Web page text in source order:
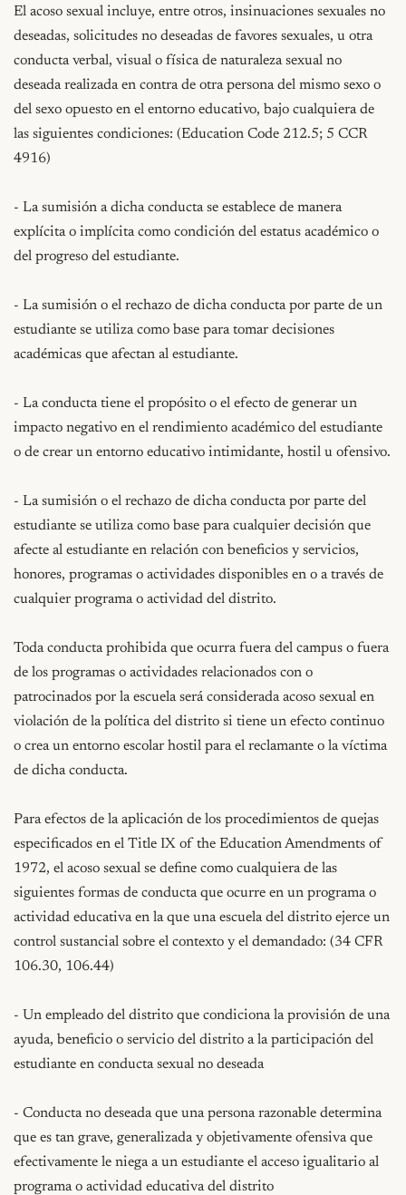
El acoso sexual incluye, entre otros, insinuaciones sexuales no
deseadas, solicitudes no deseadas de favores sexuales, u otra
conducta verbal, visual o física de naturaleza sexual no
deseada realizada en contra de otra persona del mismo sexo o
del sexo opuesto en el entorno educativo, bajo cualquiera de
las siguientes condiciones: (Education Code 212.5; 5 CCR
4916)
- La sumisión a dicha conducta se establece de manera
explícita o implícita como condición del estatus académico o
del progreso del estudiante.
- La sumisión o el rechazo de dicha conducta por parte de un
estudiante se utiliza como base para tomar decisiones
académicas que afectan al estudiante.
- La conducta tiene el propósito o el efecto de generar un
impacto negativo en el rendimiento académico del estudiante
o de crear un entorno educativo intimidante, hostil u ofensivo.
- La sumisión o el rechazo de dicha conducta por parte del
estudiante se utiliza como base para cualquier decisión que
afecte al estudiante en relación con beneficios y servicios,
honores, programas o actividades disponibles en o a través de
cualquier programa o actividad del distrito.
Toda conducta prohibida que ocurra fuera del campus o fuera
de los programas o actividades relacionados con o
patrocinados por la escuela será considerada acoso sexual en
violación de la política del distrito si tiene un efecto continuo
o crea un entorno escolar hostil para el reclamante o la víctima
de dicha conducta.
Para efectos de la aplicación de los procedimientos de quejas
especificados en el Title IX of the Education Amendments of
1972, el acoso sexual se define como cualquiera de las
siguientes formas de conducta que ocurre en un programa o
actividad educativa en la que una escuela del distrito ejerce un
control sustancial sobre el contexto y el demandado: (34 CFR
106.30, 106.44)
- Un empleado del distrito que condiciona la provisión de una
ayuda, beneficio o servicio del distrito a la participación del
estudiante en conducta sexual no deseada
- Conducta no deseada que una persona razonable determina
que es tan grave, generalizada y objetivamente ofensiva que
efectivamente le niega a un estudiante el acceso igualitario al
programa o actividad educativa del distrito